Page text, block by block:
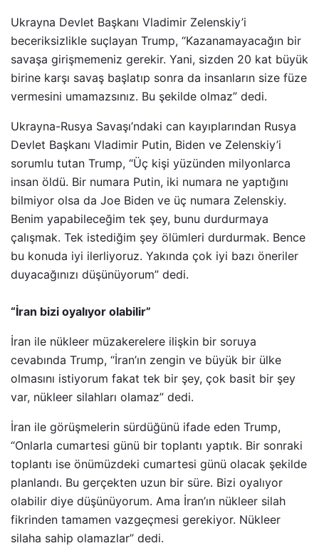
Ukrayna Devlet Başkanı Vladimir Zelenskiy’i
beceriksizlikle suçlayan Trump, “Kazanamayacağın bir
savaşa girişmemeniz gerekir. Yani, sizden 20 kat büyük
birine karşı savaş başlatıp sonra da insanların size füze
vermesini umamazsınız. Bu şekilde olmaz” dedi.
Ukrayna-Rusya Savaşı’ndaki can kayıplarından Rusya
Devlet Başkanı Vladimir Putin, Biden ve Zelenskiy’i
sorumlu tutan Trump, “Üç kişi yüzünden milyonlarca
insan öldü. Bir numara Putin, iki numara ne yaptığını
bilmiyor olsa da Joe Biden ve üç numara Zelenskiy.
Benim yapabileceğim tek şey, bunu durdurmaya
çalışmak. Tek istediğim şey ölümleri durdurmak. Bence
bu konuda iyi ilerliyoruz. Yakında çok iyi bazı öneriler
duyacağınızı düşünüyorum” dedi.
“İran bizi oyalıyor olabilir”
İran ile nükleer müzakerelere ilişkin bir soruya
cevabında Trump, “İran’ın zengin ve büyük bir ülke
olmasını istiyorum fakat tek bir şey, çok basit bir şey
var, nükleer silahları olamaz” dedi.
İran ile görüşmelerin sürdüğünü ifade eden Trump,
“Onlarla cumartesi günü bir toplantı yaptık. Bir sonraki
toplantı ise önümüzdeki cumartesi günü olacak şekilde
planlandı. Bu gerçekten uzun bir süre. Bizi oyalıyor
olabilir diye düşünüyorum. Ama İran’ın nükleer silah
fikrinden tamamen vazgeçmesi gerekiyor. Nükleer
silaha sahip olamazlar” dedi.